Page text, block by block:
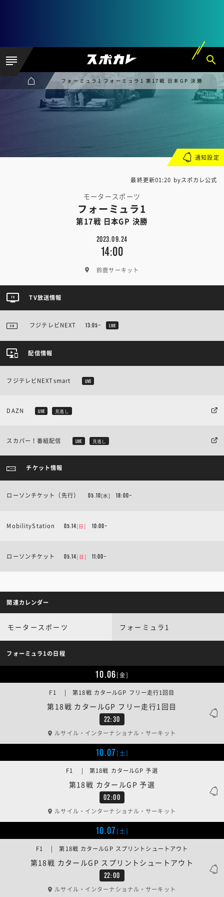
フォーミュラ1 フォーミュラ1 第17戦 日本GP 決勝
最終更新01:20 byスポカレ公式
モータースポーツ
フォーミュラ1
第17戦 日本GP 決勝
2023.09.24
14:00
鈴鹿サーキット
通知設定
TV放送情報
フジテレビNEXT 13:05~ LIVE
配信情報
フジテレビNEXTsmart LIVE
DAZN LIVE 見逃し
スカパー！番組配信 LIVE 見逃し
チケット情報
ローソンチケット（先行） 05.10 [水] 18:00~
MobilityStation 05.14[日] 10:00~
ローソンチケット 05.14[日] 11:00~
関連カレンダー
モータースポーツ フォーミュラ1
フォーミュラ1の日程
10.06[金]
22:30
第18戦 カタールGP フリー走行1回目
F1 | 第18戦 カタールGP フリー走行1回目
ルサイル・インターナショナル・サーキット
10.07[土]
02:00
第18戦 カタールGP 予選
F1 | 第18戦 カタールGP 予選
ルサイル・インターナショナル・サーキット
10.07[土]
22:00
第18戦 カタールGP スプリントシュートアウト
F1 | 第18戦 カタールGP スプリントシュートアウト
ルサイル・インターナショナル・サーキット